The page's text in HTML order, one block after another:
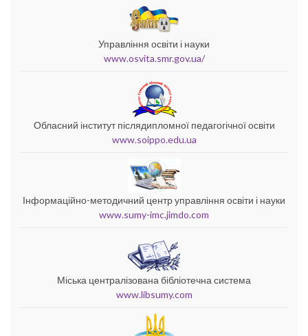
Управління освіти і науки
www.osvita.smr.gov.ua/
Обласний інститут післядипломної педагогічної освіти
www.soippo.edu.ua
Інформаційно-методичний центр управління освіти і науки
www.sumy-imc.jimdo.com
Міська централізована бібліотечна система
www.libsumy.com